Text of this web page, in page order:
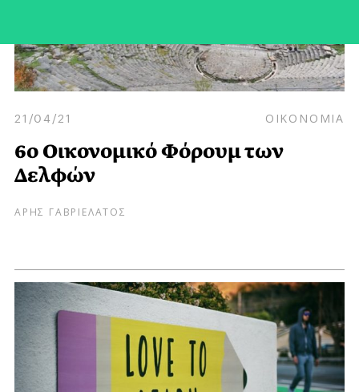
21/04/21 ΟΙΚΟΝΟΜΙΑ
6ο Οικονομικό Φόρουμ των
Δελφών
ΑΡΗΣ ΓΑΒΡΙΕΛΑΤΟΣ